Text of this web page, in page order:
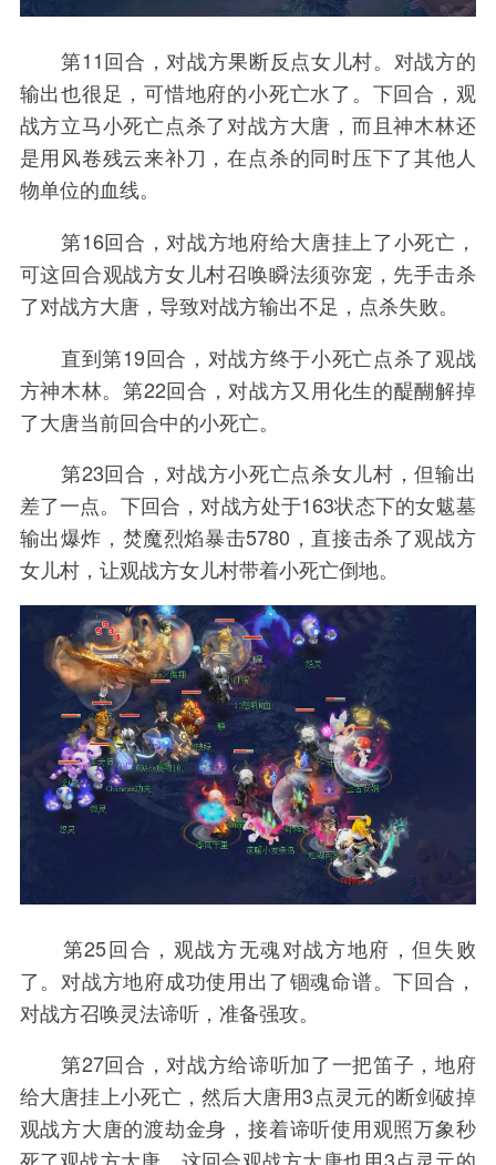
第11回合，对战方果断反点女儿村。对战方的
输出也很足，可惜地府的小死亡水了。下回合，观
战方立马小死亡点杀了对战方大唐，而且神木林还
是用风卷残云来补刀，在点杀的同时压下了其他人
物单位的血线。
第16回合，对战方地府给大唐挂上了小死亡，
可这回合观战方女儿村召唤瞬法须弥宠，先手击杀
了对战方大唐，导致对战方输出不足，点杀失败。
直到第19回合，对战方终于小死亡点杀了观战
方神木林。第22回合，对战方又用化生的醍醐解掉
了大唐当前回合中的小死亡。
第23回合，对战方小死亡点杀女儿村，但输出
差了一点。下回合，对战方处于163状态下的女魃墓
输出爆炸，焚魔烈焰暴击5780，直接击杀了观战方
女儿村，让观战方女儿村带着小死亡倒地。
第25回合，观战方无魂对战方地府，但失败
了。对战方地府成功使用出了锢魂命谱。下回合，
对战方召唤灵法谛听，准备强攻。
第27回合，对战方给谛听加了一把笛子，地府
给大唐挂上小死亡，然后大唐用3点灵元的断剑破掉
观战方大唐的渡劫金身，接着谛听使用观照万象秒